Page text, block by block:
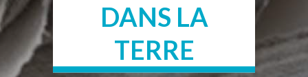
DANS LA
TERRE